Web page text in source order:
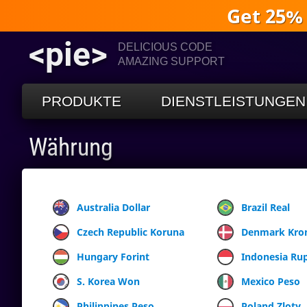
Get
<pie>
DELICIOUS CODE
AMAZING SUPPORT
PRODUKTE DIENSTLEISTUNGEN
Währung
Australia Dollar Brazil Real
Czech Republic Koruna
Denmark
Hungary Forint
Indonesia
S. Korea Won
Mexico Peso